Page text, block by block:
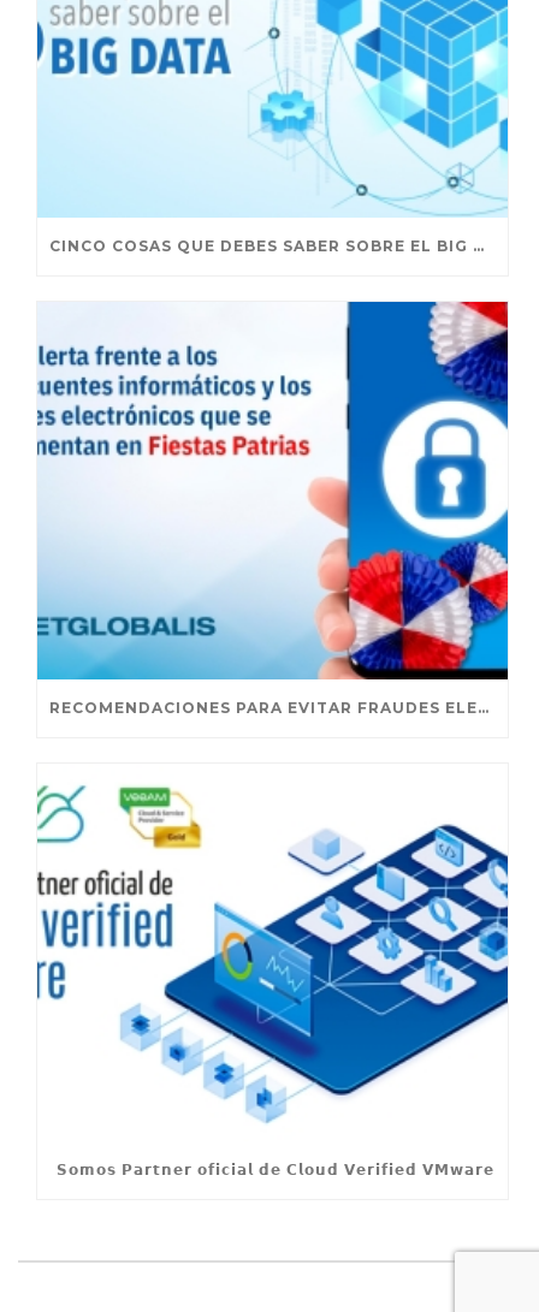
CINCO COSAS QUE DEBES SABER SOBRE EL BIG DATA
RECOMENDACIONES PARA EVITAR FRAUDES ELECTRÓNICOS EN FIESTAS PATRIAS
𝗦𝗼𝗺𝗼𝘀 𝗣𝗮𝗿𝘁𝗻𝗲𝗿 𝗼𝗳𝗶𝗰𝗶𝗮𝗹 𝗱𝗲 𝗖𝗹𝗼𝘂𝗱 𝗩𝗲𝗿𝗶𝗳𝗶𝗲𝗱 𝗩𝗠𝘄𝗮𝗿𝗲